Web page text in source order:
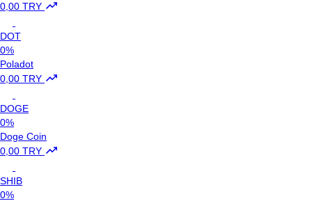
0,00 TRY
DOT
0%
Poladot
0,00 TRY
DOGE
0%
Doge Coin
0,00 TRY
SHIB
0%